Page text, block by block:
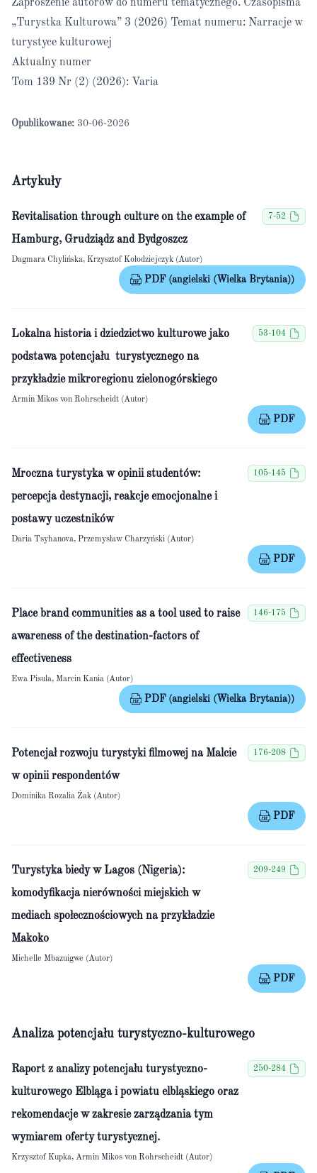
Zaproszenie autorów do numeru tematycznego. Czasopisma
„Turystka Kulturowa” 3 (2026) Temat numeru: Narracje w
turystyce kulturowej
Aktualny numer
Tom 139 Nr (2) (2026): Varia
Opublikowane: 30-06-2026
Artykuły
Revitalisation through culture on the example of
Hamburg, Grudziądz and Bydgoszcz
7-52
Dagmara Chylińska, Krzysztof Kołodziejczyk (Autor)
PDF (angielski (Wielka Brytania))
Lokalna historia i dziedzictwo kulturowe jako
podstawa potencjału turystycznego na
przykładzie mikroregionu zielonogórskiego
53-104
Armin Mikos von Rohrscheidt (Autor)
PDF
Mroczna turystyka w opinii studentów:
percepcja destynacji, reakcje emocjonalne i
postawy uczestników
105-145
Daria Tsyhanova, Przemysław Charzyński (Autor)
PDF
Place brand communities as a tool used to raise
awareness of the destination-factors of
effectiveness
146-175
Ewa Pisula, Marcin Kania (Autor)
PDF (angielski (Wielka Brytania))
Potencjał rozwoju turystyki filmowej na Malcie
w opinii respondentów
176-208
Dominika Rozalia Żak (Autor)
PDF
Turystyka biedy w Lagos (Nigeria):
komodyfikacja nierówności miejskich w
mediach społecznościowych na przykładzie
Makoko
209-249
Michelle Mbazuigwe (Autor)
PDF
Analiza potencjału turystyczno-kulturowego
Raport z analizy potencjału turystyczno-
kulturowego Elbląga i powiatu elbląskiego oraz
rekomendacje w zakresie zarządzania tym
wymiarem oferty turystycznej.
250-284
Krzysztof Kupka, Armin Mikos von Rohrscheidt (Autor)